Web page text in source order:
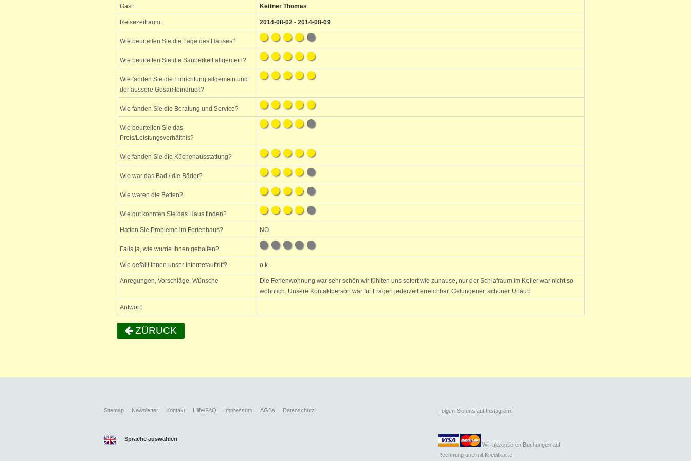
Gast: Kettner Thomas
Reisezeitraum: 2014-08-02 - 2014-08-09
Wie beurteilen Sie die Lage des Hauses?
Wie beurteilen Sie die Sauberkeit allgemein?
Wie fanden Sie die Einrichtung allgemein und
der äussere Gesamteindruck?
Wie fanden Sie die Beratung und Service?
Wie beurteilen Sie das
Preis/Leistungsverhältnis?
Wie fanden Sie die Küchenausstattung?
Wie war das Bad / die Bäder?
Wie waren die Betten?
Wie gut konnten Sie das Haus finden?
Hatten Sie Probleme im Ferienhaus? NO
Falls ja, wie wurde Ihnen geholfen?
Wie gefällt Ihnen unser Internetauftritt? o.k.
Anregungen, Vorschläge, Wünsche
Die Ferienwohnung war sehr schön wir fühlten uns sofort wie zuhause, nur der Schlafraum im Keller war nicht so
wohnlich. Unsere Kontaktperson war für Fragen jederzeit erreichbar. Gelungener, schöner Urlaub
Antwort:
ZÜRUCK
Sitemap Newsletter Kontakt Hilfe/FAQ Impressum AGBs Datenschutz Folgen Sie uns auf Instagram!
Sprache auswählen
Wir akzeptieren Buchungen auf
Rechnung und mit Kreditkarte